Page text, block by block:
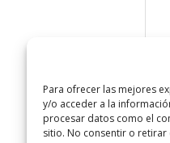
Para ofrecer las mejores
y/o acceder a la
procesar datos como el
sitio. No consentir o